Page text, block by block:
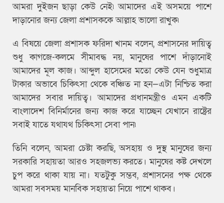
আমরা দুইজন ছাড়া কেউ নেই৷ আমাদের এই অসময়ে পাশে
দাড়ানোর জন্য জেলা প্রশাসককে আল্লাহ ভালো রাখুক৷
এ বিষয়ে জেলা প্রশাসক ফরিদা খানম বলেন, প্রশাসনের দায়িত্ব
শুধু কাগজে-কলমে সীমাবদ্ধ নয়, মানুষের পাশে দাঁড়ানোই
আমাদের মূল কাজ। আব্দুল হাসেমের মতো কেউ যেন শুধুমাত্র
টাকার অভাবে চিকিৎসা থেকে বঞ্চিত না হন—এটা নিশ্চিত করা
আমাদের সবার দায়িত্ব। আমাদের প্রধানমন্ত্রীও এমন একটি
বাংলাদেশ বিনির্মানের জন্য কাজ করে যাচ্ছেন যেখানে রাষ্ট্রের
সবাই যাতে যথাযথ চিকিৎসা সেবা পান৷
তিনি বলেন, আমরা চেষ্টা করছি, অসহায় ও দুস্থ মানুষের জন্য
সরকারি সহায়তা আরও সহজলভ্য করতে। মানুষের কষ্ট দেখলে
চুপ করে থাকা যায় না। যতটুকু সম্ভব, প্রশাসনের পক্ষ থেকে
আমরা সবসময় মানবিক সহায়তা নিয়ে পাশে থাকব।